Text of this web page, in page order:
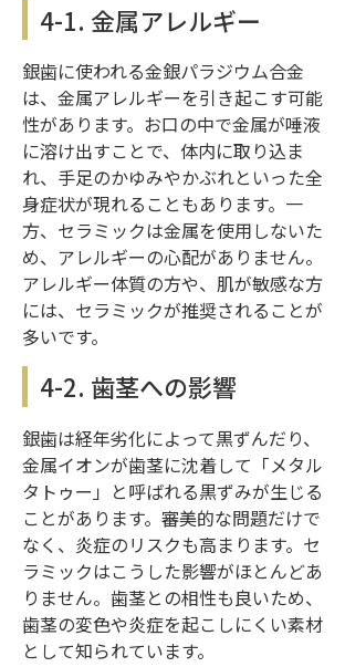
4-1. 金属アレルギー
銀歯に使われる金銀パラジウム合金
は、金属アレルギーを引き起こす可能
性があります。お口の中で金属が唾液
に溶け出すことで、体内に取り込ま
れ、手足のかゆみやかぶれといった全
身症状が現れることもあります。一
方、セラミックは金属を使用しないた
め、アレルギーの心配がありません。
アレルギー体質の方や、肌が敏感な方
には、セラミックが推奨されることが
多いです。
4-2. 歯茎への影響
銀歯は経年劣化によって黒ずんだり、
金属イオンが歯茎に沈着して「メタル
タトゥー」と呼ばれる黒ずみが生じる
ことがあります。審美的な問題だけで
なく、炎症のリスクも高まります。セ
ラミックはこうした影響がほとんどあ
りません。歯茎との相性も良いため、
歯茎の変色や炎症を起こしにくい素材
として知られています。